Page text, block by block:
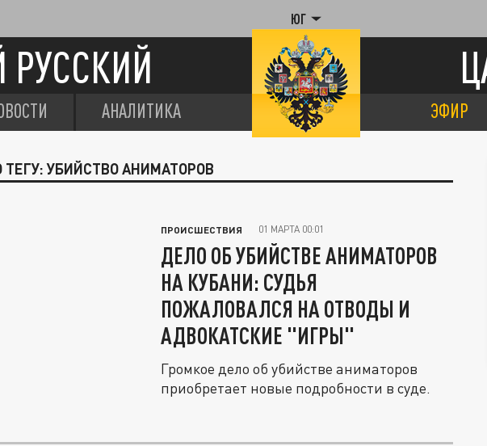
ЮГ
АНАЛИТИКА ЭФИР
УБИЙСТВО АНИМАТОРОВ
ПРОИСШЕСТВИЯ 01 МАРТА 00:01
ДЕЛО ОБ УБИЙСТВЕ АНИМАТОРОВ
НА КУБАНИ: СУДЬЯ
ПОЖАЛОВАЛСЯ НА ОТВОДЫ И
АДВОКАТСКИЕ "ИГРЫ"
Громкое дело об убийстве аниматоров
приобретает новые подробности в суде.